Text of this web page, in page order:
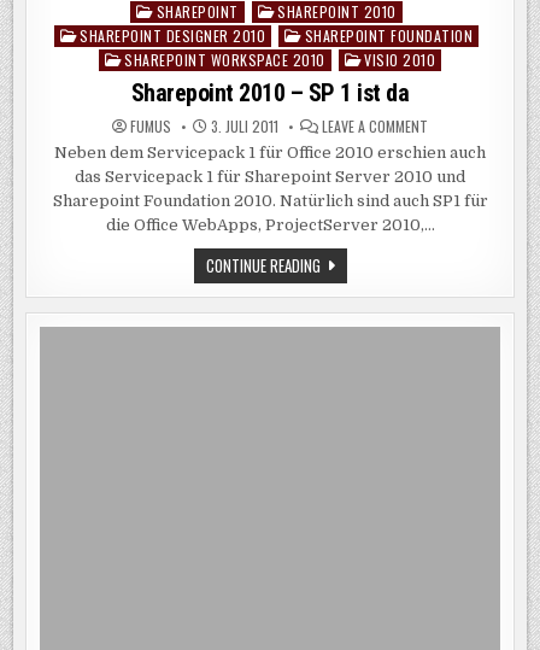
SHAREPOINT
SHAREPOINT 2010
SHAREPOINT DESIGNER 2010
SHAREPOINT FOUNDATION
SHAREPOINT WORKSPACE 2010
VISIO 2010
Sharepoint 2010 – SP 1 ist da
FUMUS 3. JULI 2011 LEAVE A COMMENT
2010
–
SP
1
IST
DA
Neben dem Servicepack 1 für Office 2010 erschien auch
das Servicepack 1 für Sharepoint Server 2010 und
Sharepoint Foundation 2010. Natürlich sind auch SP1 für
die Office WebApps, ProjectServer 2010,…
CONTINUE READINGSHAREPOINT
2010
–
SP
1